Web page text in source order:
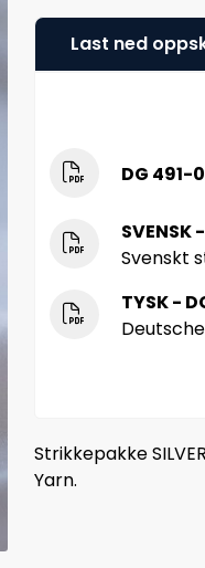
Last ned
DG 491-
Svenskt
TYSK -
Strikkepakke
Yarn.